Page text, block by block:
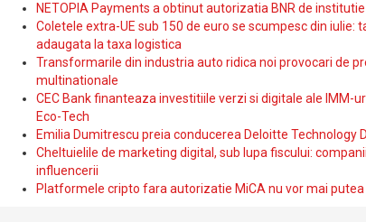
NETOPIA Payments a obtinut autorizatia BNR de
Coletele extra-UE sub 150 de euro se scumpesc din iulie:
adaugata la taxa logistica
Transformarile din industria auto ridica noi provocari de
multinationale
CEC Bank finanteaza investitiile verzi si digitale ale IMM-
Eco-Tech
Emilia Dumitrescu preia conducerea Deloitte Technology
Cheltuielile de marketing digital, sub lupa fiscului:
influencerii
Platformele cripto fara autorizatie MiCA nu vor mai putea